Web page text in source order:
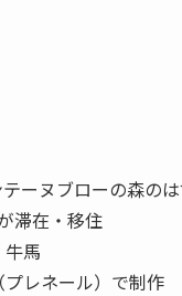
ーヌブローの森の
滞在・移住
馬
レネール）で制作